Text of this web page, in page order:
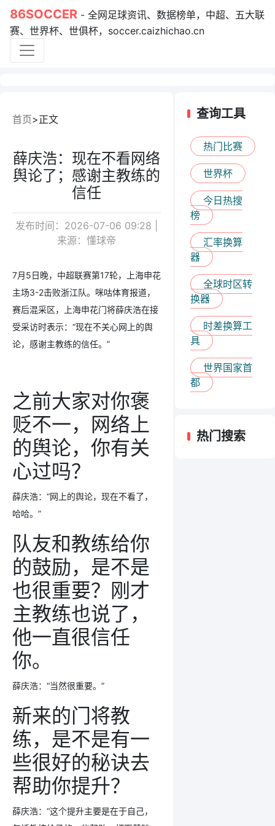
86SOCCER - 全网足球资讯、数据榜单，中超、五大联
赛、世界杯、世俱杯，soccer.caizhichao.cn
首页 正文
薛庆浩：现在不看网络
舆论了；感谢主教练的
信任
发布时间：2026-07-06 09:28 |
来源：懂球帝
7月5日晚，中超联赛第17轮，上海申花
主场3-2击败浙江队。咪咕体育报道，
赛后混采区，上海申花门将薛庆浩在接
受采访时表示：“现在不关心网上的舆
论，感谢主教练的信任。”
之前大家对你褒
贬不一，网络上
的舆论，你有关
心过吗？
薛庆浩：“网上的舆论，现在不看了，
哈哈。”
队友和教练给你
的鼓励，是不是
也很重要？刚才
主教练也说了，
他一直很信任
你。
薛庆浩：“当然很重要。”
新来的门将教
练，是不是有一
些很好的秘诀去
帮助你提升？
薛庆浩：“这个提升主要是在于自己，
查询工具
热门比赛
世界杯
今日热搜
榜
汇率换算
器
全球时区转
换器
时差换算工
具
世界国家首
都
热门搜索